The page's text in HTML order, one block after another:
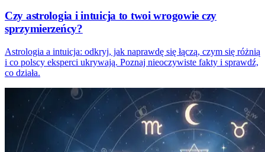
Czy astrologia i intuicja to twoi wrogowie czy
sprzymierzeńcy?
Astrologia a intuicja: odkryj, jak naprawdę się łączą, czym się różnią
i co polscy eksperci ukrywają. Poznaj nieoczywiste fakty i sprawdź,
co działa.